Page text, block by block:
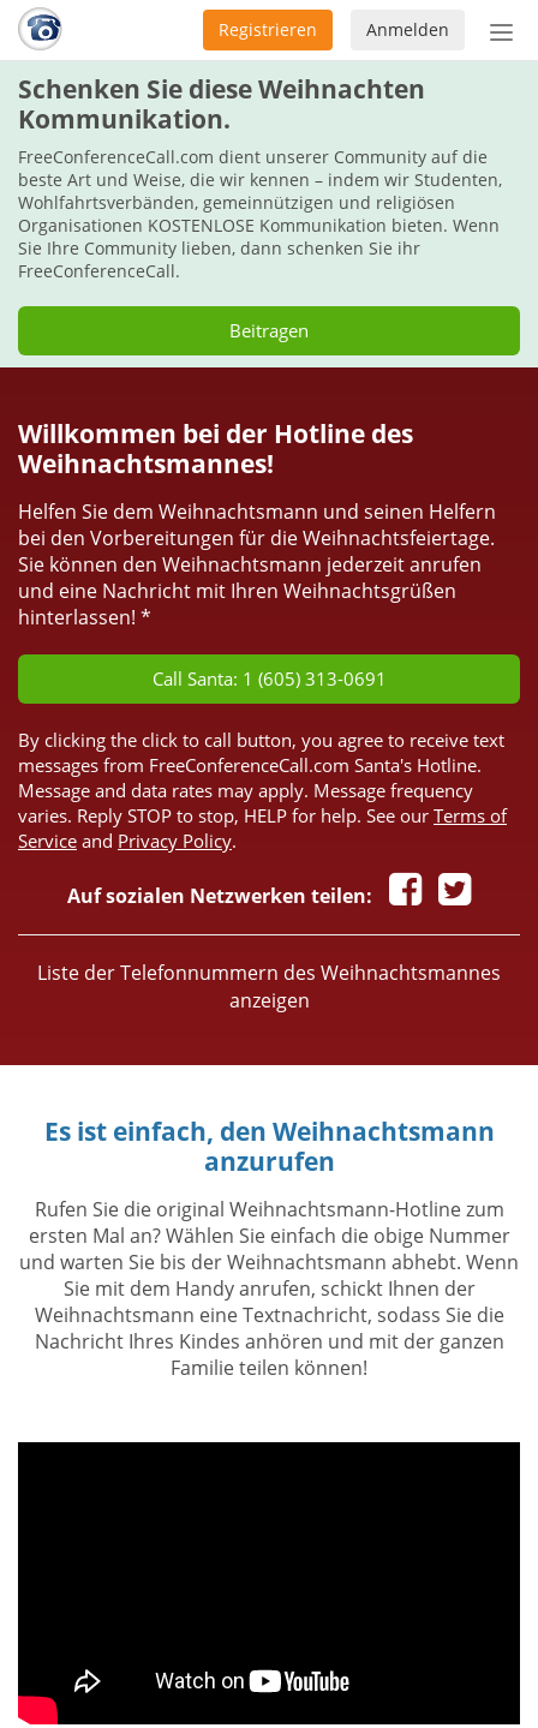
Anmelden
Registrieren
Schenken Sie diese Weihnachten
Kommunikation.
FreeConferenceCall.com dient unserer Community auf die
beste Art und Weise, die wir kennen – indem wir Studenten,
Wohlfahrtsverbänden, gemeinnützigen und religiösen
Organisationen KOSTENLOSE Kommunikation bieten. Wenn
Sie Ihre Community lieben, dann schenken Sie ihr
FreeConferenceCall.
Beitragen
Willkommen bei der Hotline des
Weihnachtsmannes!
Helfen Sie dem Weihnachtsmann und seinen Helfern
bei den Vorbereitungen für die Weihnachtsfeiertage.
Sie können den Weihnachtsmann jederzeit anrufen
und eine Nachricht mit Ihren Weihnachtsgrüßen
hinterlassen! *
Call Santa: 1 (605) 313-0691
By clicking the click to call button, you agree to receive text
messages from FreeConferenceCall.com Santa's Hotline.
Message and data rates may apply. Message frequency
varies. Reply STOP to stop, HELP for help. See our Terms of
Service and Privacy Policy.
Auf sozialen Netzwerken teilen:
Liste der Telefonnummern des Weihnachtsmannes
anzeigen
Es ist einfach, den Weihnachtsmann
anzurufen
Rufen Sie die original Weihnachtsmann-Hotline zum
ersten Mal an? Wählen Sie einfach die obige Nummer
und warten Sie bis der Weihnachtsmann abhebt. Wenn
Sie mit dem Handy anrufen, schickt Ihnen der
Weihnachtsmann eine Textnachricht, sodass Sie die
Nachricht Ihres Kindes anhören und mit der ganzen
Familie teilen können!